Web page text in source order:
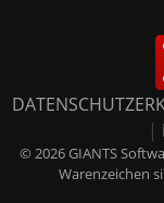
|
© 2026 GIANTS
Warenzeichen